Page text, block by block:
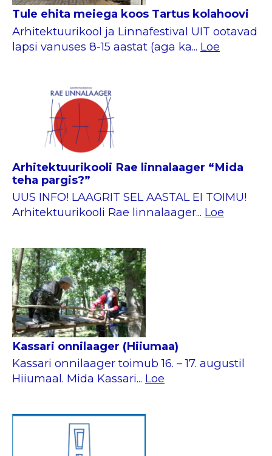
Tule ehita meiega koos Tartus kolahoovi
Arhitektuurikool ja Linnafestival UIT ootavad
lapsi vanuses 8-15 aastat (aga ka... Loe
Arhitektuurikooli Rae linnalaager “Mida
teha pargis?”
UUS INFO! LAAGRIT SEL AASTAL EI TOIMU!
Arhitektuurikooli Rae linnalaager... Loe
Kassari onnilaager (Hiiumaa)
Kassari onnilaager toimub 16. – 17. augustil
Hiiumaal. Mida Kassari... Loe